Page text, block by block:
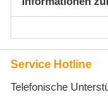
Service Hotline
Telefonische